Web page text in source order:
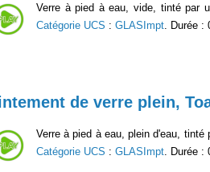
Verre à pied à eau, vide, tinté par
Catégorie UCS : GLASImpt. Durée :
de verre plein,
Verre à pied à eau, plein d'eau,
Catégorie UCS : GLASImpt . Durée :